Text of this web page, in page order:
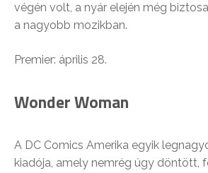
végén volt, a nyár elején még
a nagyobb mozikban.
Premier: április 28.
Wonder Woman
A DC Comics Amerika egyik
kiadója, amely nemrég úgy döntött,